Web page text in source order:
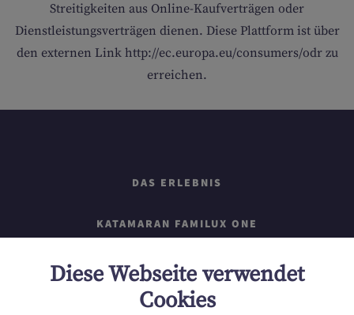
Streitigkeiten aus Online-Kaufverträgen oder
Dienstleistungsverträgen dienen. Diese Plattform ist über
den externen Link http://ec.europa.eu/consumers/odr zu
erreichen.
DAS ERLEBNIS
KATAMARAN FAMILUX ONE
KATAMARAN FAMILUX TWO
SICHERHEIT
Diese Webseite verwendet
Cookies